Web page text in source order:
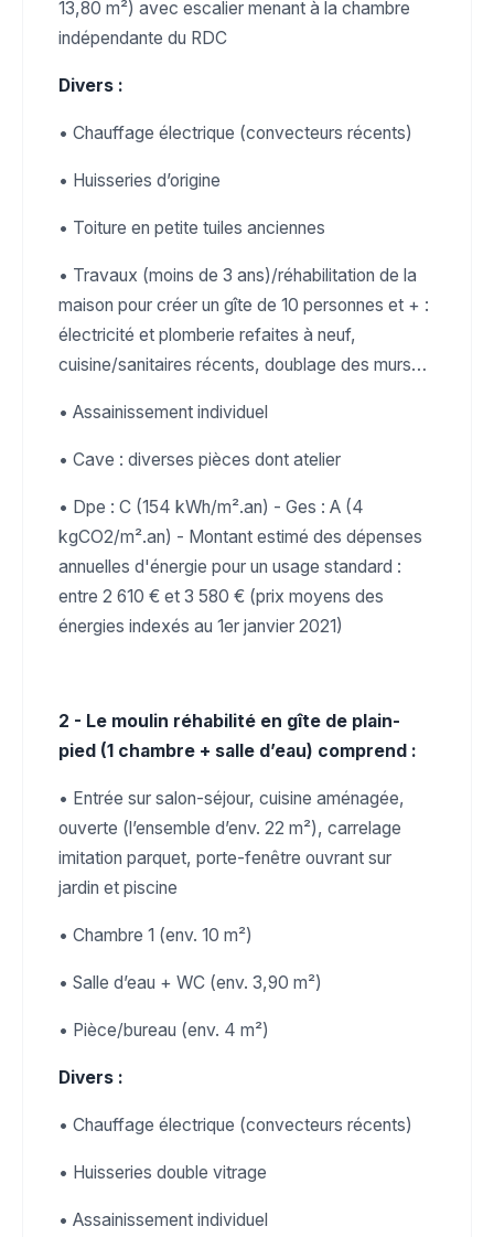
13,80 m²) avec escalier menant à la chambre
indépendante du RDC
Divers :
• Chauffage électrique (convecteurs récents)
• Huisseries d’origine
• Toiture en petite tuiles anciennes
• Travaux (moins de 3 ans)/réhabilitation de la
maison pour créer un gîte de 10 personnes et + :
électricité et plomberie refaites à neuf,
cuisine/sanitaires récents, doublage des murs…
• Assainissement individuel
• Cave : diverses pièces dont atelier
• Dpe : C (154 kWh/m².an) - Ges : A (4
kgCO2/m².an) - Montant estimé des dépenses
annuelles d'énergie pour un usage standard :
entre 2 610 € et 3 580 € (prix moyens des
énergies indexés au 1er janvier 2021)
2 - Le moulin réhabilité en gîte de plain-
pied (1 chambre + salle d’eau) comprend :
• Entrée sur salon-séjour, cuisine aménagée,
ouverte (l’ensemble d’env. 22 m²), carrelage
imitation parquet, porte-fenêtre ouvrant sur
jardin et piscine
• Chambre 1 (env. 10 m²)
• Salle d’eau + WC (env. 3,90 m²)
• Pièce/bureau (env. 4 m²)
Divers :
• Chauffage électrique (convecteurs récents)
• Huisseries double vitrage
• Assainissement individuel